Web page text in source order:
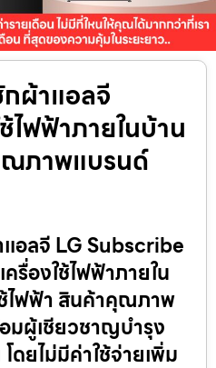
กผ้าแอลจี
ไฟฟ้าภายในบ้าน
ภาพแบรนด์
อลจี LG Subscribe
รื่องใช้ไฟฟ้าภายใน
ไฟฟ้า สินค้าคุณภาพ
มผู้เชียวชาญบำรุง
ยไม่มีค่าใช้จ่ายเพิ่ม